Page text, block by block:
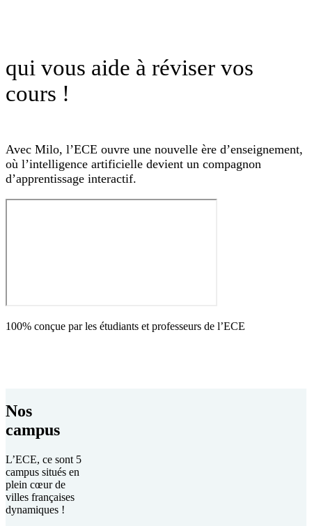
qui vous aide à réviser vos
cours !
Avec Milo, l’ECE ouvre une nouvelle ère d’enseignement,
où l’intelligence artificielle devient un compagnon
d’apprentissage interactif.
100% conçue par les étudiants et professeurs de l’ECE
Nos
campus
L’ECE, ce sont 5
campus situés en
plein cœur de
villes françaises
dynamiques !